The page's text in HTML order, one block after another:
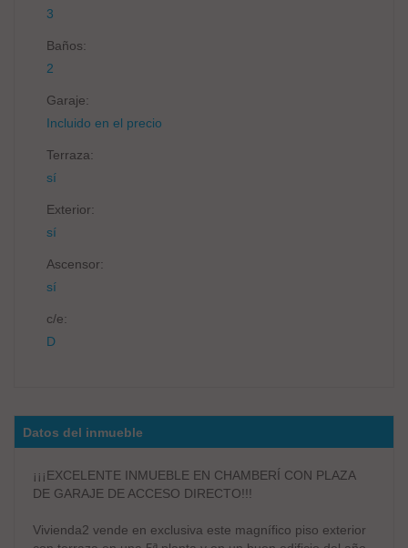
3
Baños:
2
Garaje:
Incluido en el precio
Terraza:
sí
Exterior:
sí
Ascensor:
sí
c/e:
D
Datos del inmueble
¡¡¡EXCELENTE INMUEBLE EN CHAMBERÍ CON PLAZA
DE GARAJE DE ACCESO DIRECTO!!!
Vivienda2 vende en exclusiva este magnífico piso exterior